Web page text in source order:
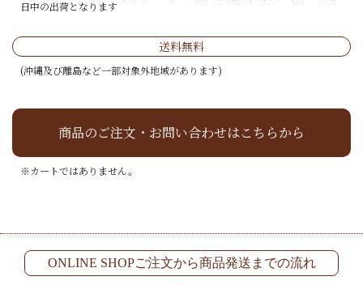
日中の出荷となります
送料無料
(沖縄及び離島など一部対象外地域があります)
商品のご注文・お問い合わせはこちらから
※カートではありません。
ONLINE SHOPご注文から商品発送までの流れ